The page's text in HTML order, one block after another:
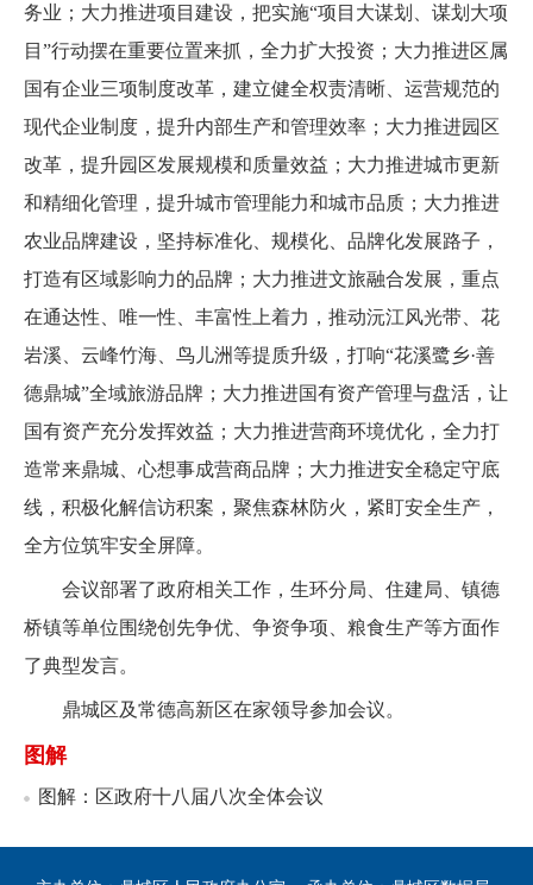
务业；大力推进项目建设，把实施“项目大谋划、谋划大项
目”行动摆在重要位置来抓，全力扩大投资；大力推进区属
国有企业三项制度改革，建立健全权责清晰、运营规范的
现代企业制度，提升内部生产和管理效率；大力推进园区
改革，提升园区发展规模和质量效益；大力推进城市更新
和精细化管理，提升城市管理能力和城市品质；大力推进
农业品牌建设，坚持标准化、规模化、品牌化发展路子，
打造有区域影响力的品牌；大力推进文旅融合发展，重点
在通达性、唯一性、丰富性上着力，推动沅江风光带、花
岩溪、云峰竹海、鸟儿洲等提质升级，打响“花溪鹭乡·善
德鼎城”全域旅游品牌；大力推进国有资产管理与盘活，让
国有资产充分发挥效益；大力推进营商环境优化，全力打
造常来鼎城、心想事成营商品牌；大力推进安全稳定守底
线，积极化解信访积案，聚焦森林防火，紧盯安全生产，
全方位筑牢安全屏障。
会议部署了政府相关工作，生环分局、住建局、镇德
桥镇等单位围绕创先争优、争资争项、粮食生产等方面作
了典型发言。
鼎城区及常德高新区在家领导参加会议。
图解
图解：区政府十八届八次全体会议